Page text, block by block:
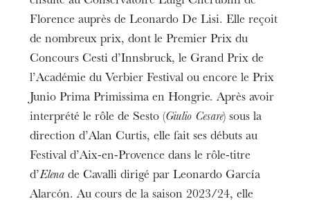
Florence auprès de Leonardo De Lisi. Elle reçoit
de nombreux prix, dont le Premier Prix du
Concours Cesti d’Innsbruck, le Grand Prix de
l’Académie du Verbier Festival ou encore le Prix
Junio Prima Primissima en Hongrie. Après avoir
interprété le rôle de Sesto (Giulio Cesare) sous la
direction d’Alan Curtis, elle fait ses débuts au
Festival d’Aix-en-Provence dans le rôle-titre
d’Elena de Cavalli dirigé par Leonardo García
Alarcón. Au cours de la saison 2023/24, elle